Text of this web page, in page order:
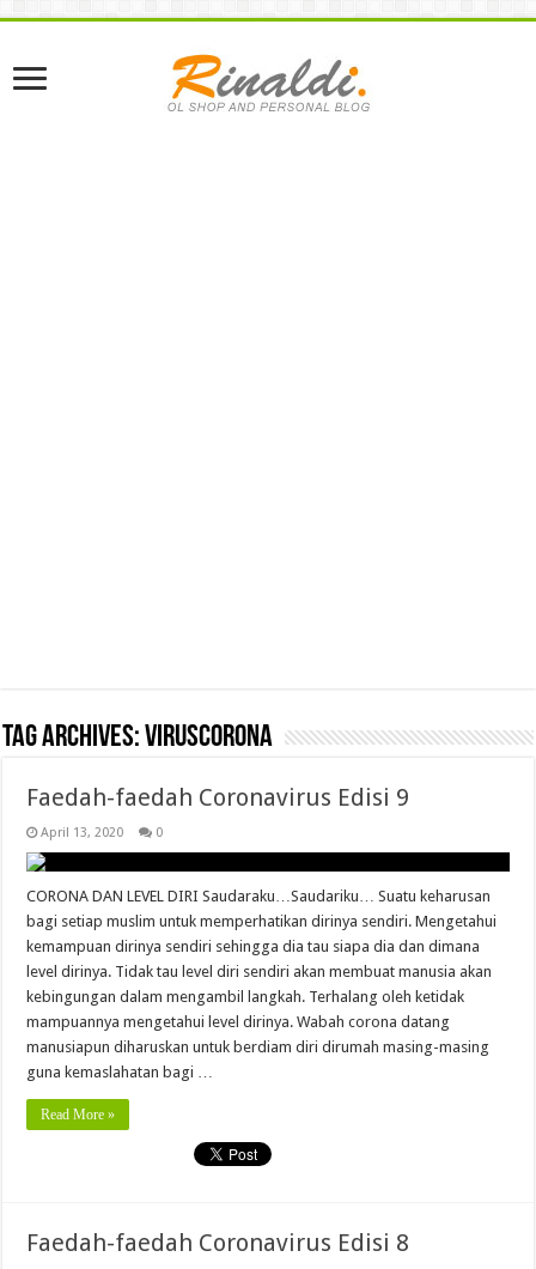
Tag Archives:Viruscorona
Faedah-faedah Coronavirus Edisi 9
April 13, 2020 0
CORONA DAN LEVEL DIRI Saudaraku…Saudariku… Suatu keharusan
bagi setiap muslim untuk memperhatikan dirinya sendiri. Mengetahui
kemampuan dirinya sendiri sehingga dia tau siapa dia dan dimana
level dirinya. Tidak tau level diri sendiri akan membuat manusia akan
kebingungan dalam mengambil langkah. Terhalang oleh ketidak
mampuannya mengetahui level dirinya. Wabah corona datang
manusiapun diharuskan untuk berdiam diri dirumah masing-masing
guna kemaslahatan bagi …
Read More »
Faedah-faedah Coronavirus Edisi 8